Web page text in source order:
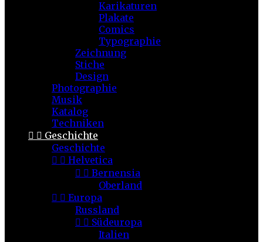
Karikaturen
Plakate
Comics
Typographie
Zeichnung
Stiche
Design
Photographie
Musik
Katalog
Techniken
  Geschichte
Geschichte
  Helvetica
  Bernensia
Oberland
  Europa
Russland
  Südeuropa
Italien